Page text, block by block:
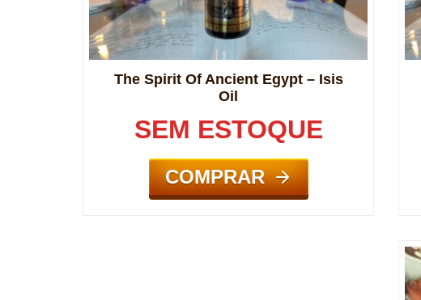
The Spirit Of Ancient Egypt – Isis
Oil
SEM ESTOQUE
COMPRAR